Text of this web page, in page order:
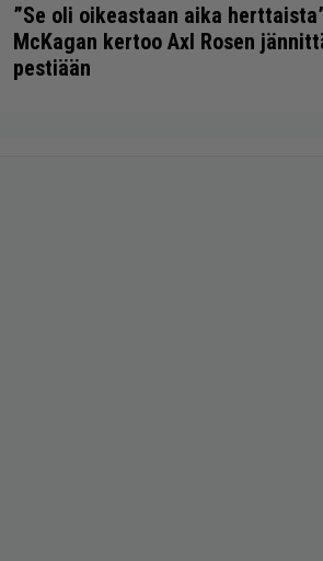
”Se oli oikeastaan aika
McKagan kertoo Axl Rosen
pestiään